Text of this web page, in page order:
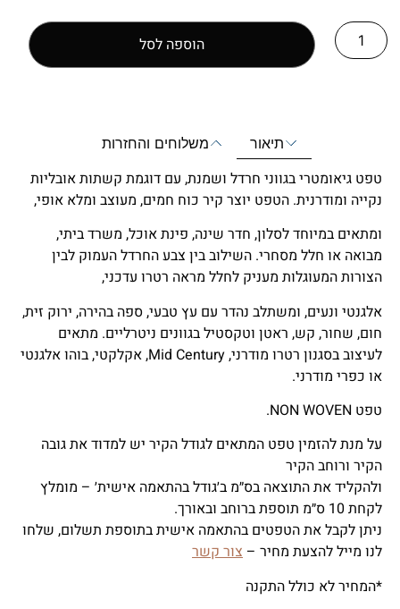
הוספה לסל
תיאור משלוחים והחזרות
טפט גיאומטרי בגווני חרדל ושמנת, עם דוגמת קשתות אובליות
נקייה ומודרנית. הטפט יוצר קיר כוח חמים, מעוצב ומלא אופי,
ומתאים במיוחד לסלון, חדר שינה, פינת אוכל, משרד ביתי,
מבואה או חלל מסחרי. השילוב בין צבע החרדל העמוק לבין
הצורות המעוגלות מעניק לחלל מראה רטרו עדכני,
אלגנטי ונעים, ומשתלב נהדר עם עץ טבעי, ספה בהירה, ירוק זית,
חום, שחור, קש, ראטן וטקסטיל בגוונים ניטרליים. מתאים
לעיצוב בסגנון רטרו מודרני, Mid Century, אקלקטי, בוהו אלגנטי
או כפרי מודרני.
טפט NON WOVEN.
על מנת להזמין טפט המתאים לגודל הקיר יש למדוד את גובה
הקיר ורוחב הקיר
ולהקליד את התוצאה בס״מ ב׳גודל בהתאמה אישית׳ – מומלץ
לקחת 10 ס״מ תוספת ברוחב ובאורך.
ניתן לקבל את הטפטים בהתאמה אישית בתוספת תשלום, שלחו
לנו מייל להצעת מחיר – צור קשר
*המחיר לא כולל התקנה